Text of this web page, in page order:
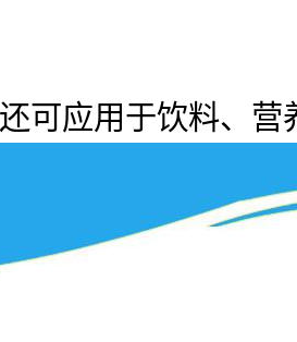
可应用于饮料、